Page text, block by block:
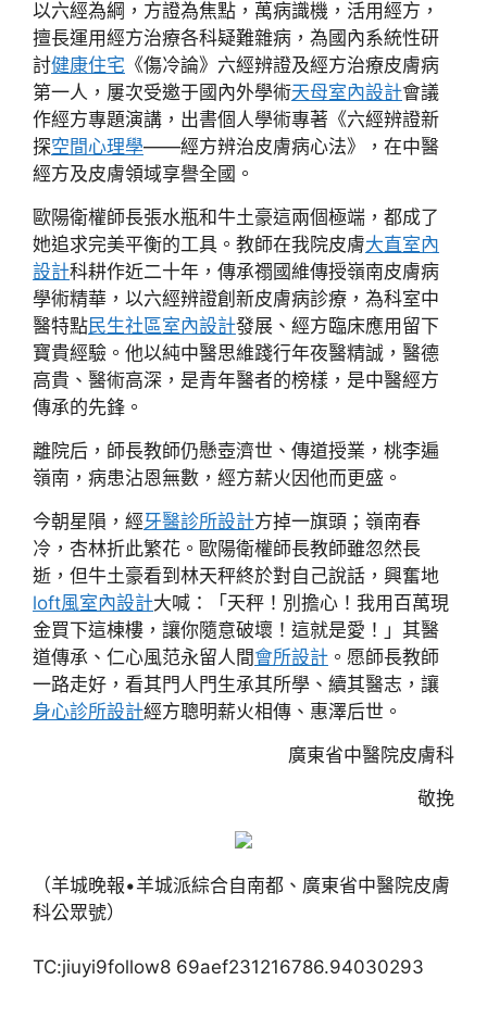
以六經為綱，方證為焦點，萬病識機，活用經方，
擅長運用經方治療各科疑難雜病，為國內系統性研
討健康住宅 《傷冷論》六經辨證及經方治療皮膚病
第一人，屢次受邀于國內外學術天母室內設計會議
作經方專題演講，出書個人學術專著《六經辨證新
探空間心理學——經方辨治皮膚病心法》，在中醫
經方及皮膚領域享譽全國。
歐陽衛權師長張水瓶和牛土豪這兩個極端，都成了
她追求完美平衡的工具。教師在我院皮膚大直室內
設計科耕作近二十年，傳承禤國維傳授嶺南皮膚病
學術精華，以六經辨證創新皮膚病診療，為科室中
醫特點民生社區室內設計發展、經方臨床應用留下
寶貴經驗。他以純中醫思維踐行年夜醫精誠，醫德
高貴、醫術高深，是青年醫者的榜樣，是中醫經方
傳承的先鋒。
離院后，師長教師仍懸壺濟世、傳道授業，桃李遍
嶺南，病患沾恩無數，經方薪火因他而更盛。
今朝星隕，經牙醫診所設計方掉一旗頭；嶺南春
冷，杏林折此繁花。歐陽衛權師長教師雖忽然長
逝，但牛土豪看到林天秤終於對自己說話，興奮地
loft風室內設計大喊：「天秤！別擔心！我用百萬現
金買下這棟樓，讓你隨意破壞！這就是愛！」其醫
道傳承、仁心風范永留人間會所設計 。愿師長教師
一路走好，看其門人門生承其所學、續其醫志，讓
身心診所設計經方聰明薪火相傳、惠澤后世。
廣東省中醫院皮膚科
敬挽
（羊城晚報•羊城派綜合自南都、廣東省中醫院皮膚
科公眾號）
TC:jiuyi9follow8 69aef231216786.94030293